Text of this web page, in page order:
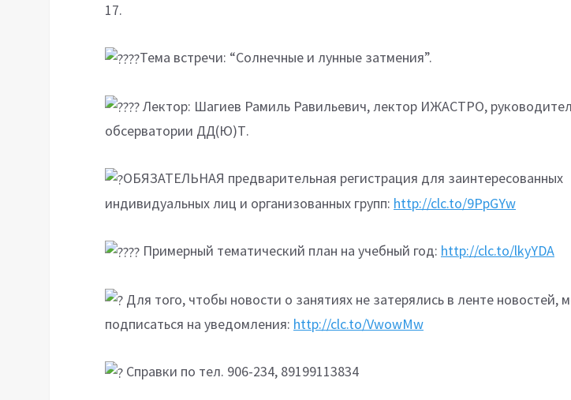
17.
Тема встречи: “Солнечные и лунные затмения”.
Лектор: Шагиев Рамиль Равильевич, лектор ИЖАСТРО,
обсерватории ДД(Ю)Т.
ОБЯЗАТЕЛЬНАЯ предварительная регистрация для заинтересованных
индивидуальных лиц и организованных групп: http://clc.to/9PpGYw
Примерный тематический план на учебный год: http://clc.to/lkyYDA
Для того, чтобы новости о занятиях не затерялись в ленте новостей,
подписаться на уведомления: http://clc.to/VwowMw
Справки по тел. 906-234, 89199113834